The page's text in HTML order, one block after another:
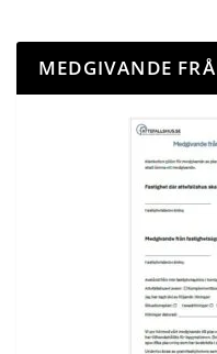
MEDGIVANDE